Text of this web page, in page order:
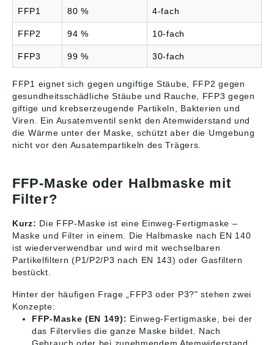
FFP1 80 % 4-fach
FFP2 94 % 10-fach
FFP3 99 % 30-fach
FFP1 eignet sich gegen ungiftige Stäube, FFP2 gegen
gesundheitsschädliche Stäube und Rauche, FFP3 gegen
giftige und krebserzeugende Partikeln, Bakterien und
Viren. Ein Ausatemventil senkt den Atemwiderstand und
die Wärme unter der Maske, schützt aber die Umgebung
nicht vor den Ausatempartikeln des Trägers.
FFP-Maske oder Halbmaske mit
Filter?
Kurz: Die FFP-Maske ist eine Einweg-Fertigmaske –
Maske und Filter in einem. Die Halbmaske nach EN 140
ist wiederverwendbar und wird mit wechselbaren
Partikelfiltern (P1/P2/P3 nach EN 143) oder Gasfiltern
bestückt.
Hinter der häufigen Frage „FFP3 oder P3?" stehen zwei
Konzepte:
FFP-Maske (EN 149): Einweg-Fertigmaske, bei der
das Filtervlies die ganze Maske bildet. Nach